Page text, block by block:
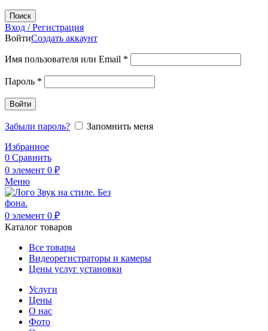
Поиск
Вход / Регистрация
ВойтиСоздать аккаунт
Имя пользователя или Email *
Пароль *
Войти
Забыли пароль?
Запомнить меня
Избранное
0 Сравнить
0 элемент 0 ₽
Меню
0 элемент 0 ₽
Каталог товаров
Все товары
Видеорегистраторы и камеры
Цены услуг установки
Услуги
Цены
О нас
Фото